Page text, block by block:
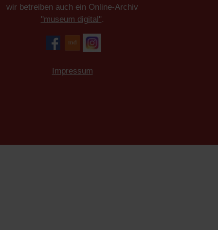
wir betreiben auch ein Online-Archiv
"museum digital".
Impressum